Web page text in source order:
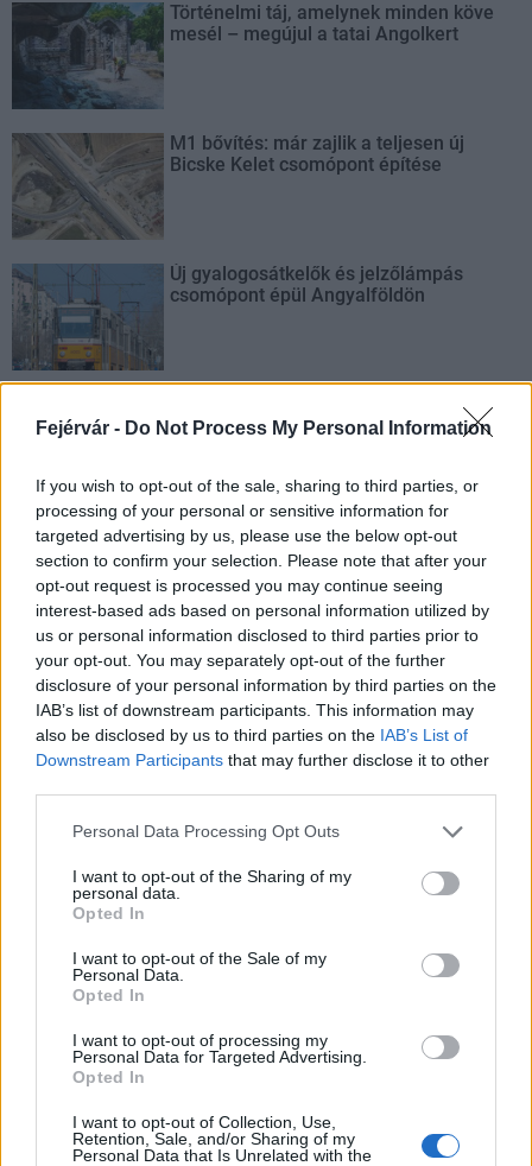
Fejérvár - Do Not Process My Personal Information
If you wish to opt-out of the sale, sharing to third parties, or
processing of your personal or sensitive information for
targeted advertising by us, please use the below opt-out
section to confirm your selection. Please note that after your
opt-out request is processed you may continue seeing
interest-based ads based on personal information utilized by
us or personal information disclosed to third parties prior to
your opt-out. You may separately opt-out of the further
disclosure of your personal information by third parties on the
IAB’s list of downstream participants. This information may
also be disclosed by us to third parties on the IAB’s List of
Downstream Participants that may further disclose it to other
Please note that this website/app uses one or more Google
not limited to your visit or usage behaviour. You may click to
grant or deny consent to Google and its third-party tags to
use your data for below specified purposes in below Google
consent section.
Personal Data Processing Opt Outs
I want to opt-out of the Sharing of my
personal data.
Opted In
I want to opt-out of the Sale of my
Personal Data.
Opted In
I want to opt-out of processing my
Personal Data for Targeted Advertising.
Opted In
I want to opt-out of Collection, Use,
Retention, Sale, and/or Sharing of my
Personal Data that Is Unrelated with the
Történelmi táj, amelynek minden köve
mesél – megújul a tatai Angolkert
M1 bővítés: már zajlik a teljesen új
Bicske Kelet csomópont építése
Új gyalogosátkelők és jelzőlámpás
csomópont épül Angyalföldön
Hódmezővásárhely jó hírű református
AJÁNLJUK MÉG
Helyi hírek
csökken a riasztás